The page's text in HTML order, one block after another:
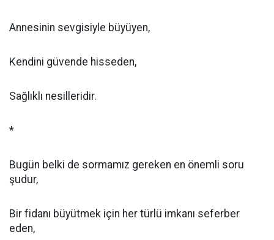
Annesinin sevgisiyle büyüyen,
Kendini güvende hisseden,
Sağlıklı nesilleridir.
*
Bugün belki de sormamız gereken en önemli soru
şudur,
Bir fidanı büyütmek için her türlü imkanı seferber
eden,